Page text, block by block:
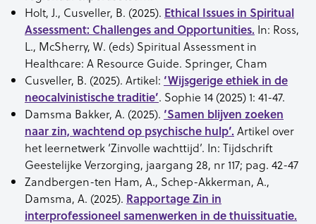
Holt, J., Cusveller, B. (2025). Ethical Issues in Spiritual
Assessment: Challenges and Opportunities. In: Ross,
L., McSherry, W. (eds) Spiritual Assessment in
Healthcare: A Resource Guide. Springer, Cham
Cusveller, B. (2025). Artikel: ‘Wijsgerige ethiek in de
neocalvinistische traditie’. Sophie 14 (2025) 1: 41-47.
Damsma Bakker, A. (2025). ‘Samen blijven zoeken
naar zin, wachtend op psychische hulp’. Artikel over
het leernetwerk ‘Zinvolle wachttijd’. In: Tijdschrift
Geestelijke Verzorging, jaargang 28, nr 117; pag. 42-47
Zandbergen-ten Ham, A., Schep-Akkerman, A.,
Damsma, A. (2025). Rapportage Zin in
interprofessioneel samenwerken in de thuissituatie.